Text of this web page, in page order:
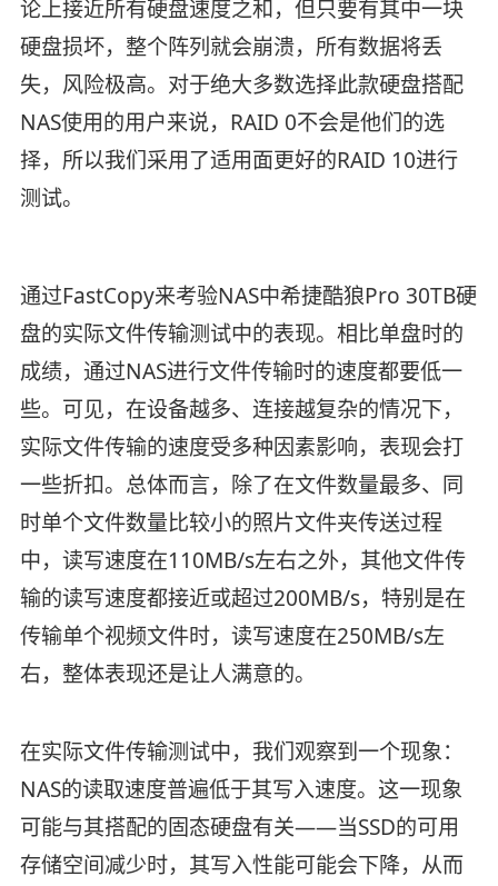
论上接近所有硬盘速度之和，但只要有其中一块
硬盘损坏，整个阵列就会崩溃，所有数据将丢
失，风险极高。对于绝大多数选择此款硬盘搭配
NAS使用的用户来说，RAID 0不会是他们的选
择，所以我们采用了适用面更好的RAID 10进行
测试。
通过FastCopy来考验NAS中希捷酷狼Pro 30TB硬
盘的实际文件传输测试中的表现。相比单盘时的
成绩，通过NAS进行文件传输时的速度都要低一
些。可见，在设备越多、连接越复杂的情况下，
实际文件传输的速度受多种因素影响，表现会打
一些折扣。总体而言，除了在文件数量最多、同
时单个文件数量比较小的照片文件夹传送过程
中，读写速度在110MB/s左右之外，其他文件传
输的读写速度都接近或超过200MB/s，特别是在
传输单个视频文件时，读写速度在250MB/s左
右，整体表现还是让人满意的。
在实际文件传输测试中，我们观察到一个现象：
NAS的读取速度普遍低于其写入速度。这一现象
可能与其搭配的固态硬盘有关——当SSD的可用
存储空间减少时，其写入性能可能会下降，从而